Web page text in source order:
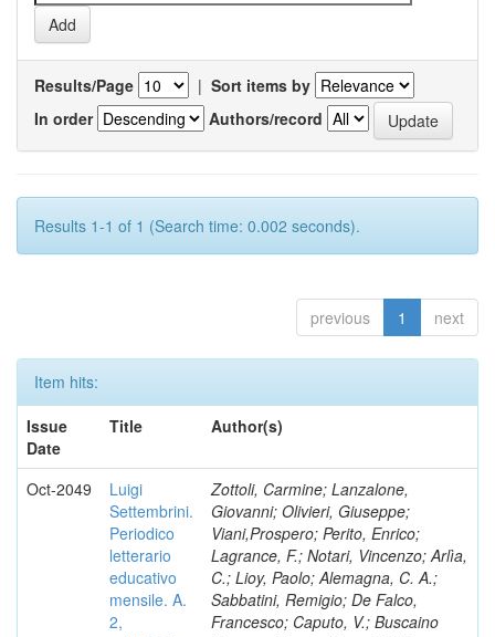
Results/Page | Sort items by
In order
Authors/record
Results 1-1 of 1 (Search time: 0.002 seconds).
previous 1 next
Item hits:
Issue
Date
Title Author(s)
Oct-2049
Luigi
Settembrini.
Periodico
letterario
educativo
mensile. A.
2,
Zottoli, Carmine; Lanzalone,
Giovanni; Olivieri, Giuseppe;
Viani,Prospero; Perito, Enrico;
Lagrance, F.; Notari, Vincenzo; Arlìa,
C.; Lioy, Paolo; Alemagna, C. A.;
Sabbatini, Remigio; De Falco,
Francesco; Caputo, V.; Buscaino